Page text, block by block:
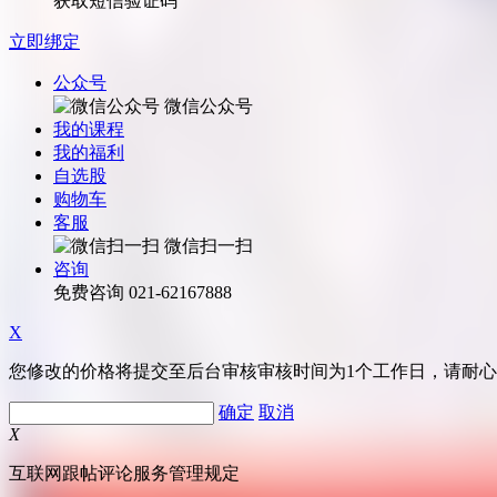
立即绑定
公众号
微信公众号
我的课程
我的福利
自选股
购物车
客服
微信扫一扫
咨询
免费咨询 021-62167888
X
您修改的价格将提交至后台审核审核时间为1个工作日，请耐
确定 取消
X
互联网跟帖评论服务管理规定